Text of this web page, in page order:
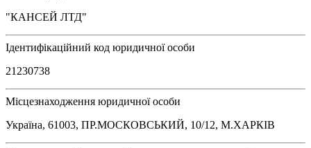
"КАНСЕЙ ЛТД"
Ідентифікаційний код юридичної особи
21230738
Місцезнаходження юридичної особи
Україна, 61003, ПР.МОСКОВСЬКИЙ, 10/12, М.ХАРКІВ